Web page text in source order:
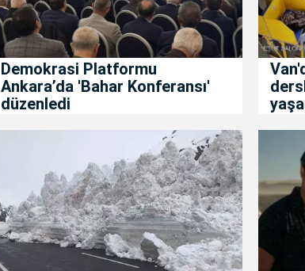
Demokrasi Platformu
Ankara’da 'Bahar Konferansı'
düzenledi